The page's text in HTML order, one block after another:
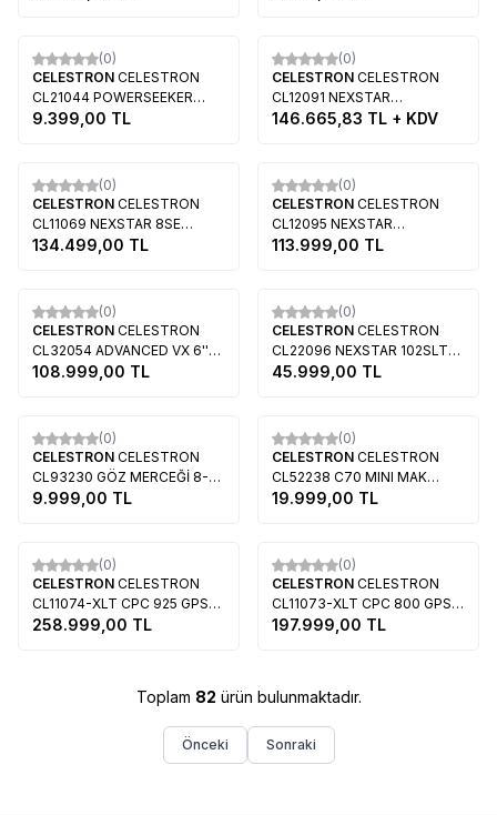
(0)
CELESTRON CELESTRON
CL21044 POWERSEEKER
76AZ TELESKOP
9.399,00 TL
(0)
CELESTRON CELESTRON
CL12091 NEXSTAR
EVOLUTION 8 TELESKOP
146.665,83 TL + KDV
(0)
CELESTRON CELESTRON
CL11069 NEXSTAR 8SE
TELESKOP
134.499,00 TL
(0)
CELESTRON CELESTRON
CL12095 NEXSTAR
EVOLUTION 5 TELESKOP
113.999,00 TL
(0)
CELESTRON CELESTRON
CL32054 ADVANCED VX 6''
NEWTONIAN TELESKOP
108.999,00 TL
(0)
CELESTRON CELESTRON
CL22096 NEXSTAR 102SLT
TELESKOP
45.999,00 TL
(0)
CELESTRON CELESTRON
CL93230 GÖZ MERCEĞİ 8-
24MM
9.999,00 TL
(0)
CELESTRON CELESTRON
CL52238 C70 MINI MAK
SPOTTING SCOPE
19.999,00 TL
(0)
CELESTRON CELESTRON
CL11074-XLT CPC 925 GPS
TELESKOP
258.999,00 TL
(0)
CELESTRON CELESTRON
CL11073-XLT CPC 800 GPS
TELESKOP
197.999,00 TL
Toplam 82 ürün bulunmaktadır.
Önceki Sonraki